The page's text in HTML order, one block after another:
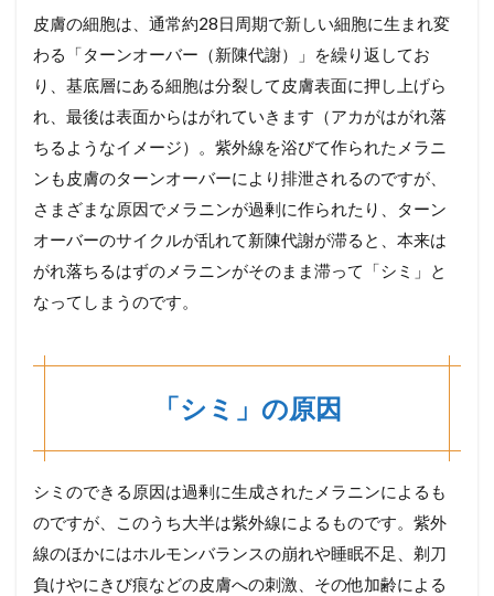
皮膚の細胞は、通常約28日周期で新しい細胞に生まれ変
わる「ターンオーバー（新陳代謝）」を繰り返してお
り、基底層にある細胞は分裂して皮膚表面に押し上げら
れ、最後は表面からはがれていきます（アカがはがれ落
ちるようなイメージ）。紫外線を浴びて作られたメラニ
ンも皮膚のターンオーバーにより排泄されるのですが、
さまざまな原因でメラニンが過剰に作られたり、ターン
オーバーのサイクルが乱れて新陳代謝が滞ると、本来は
がれ落ちるはずのメラニンがそのまま滞って「シミ」と
なってしまうのです。
「シミ」の原因
シミのできる原因は過剰に生成されたメラニンによるも
のですが、このうち大半は紫外線によるものです。紫外
線のほかにはホルモンバランスの崩れや睡眠不足、剃刀
負けやにきび痕などの皮膚への刺激、その他加齢による